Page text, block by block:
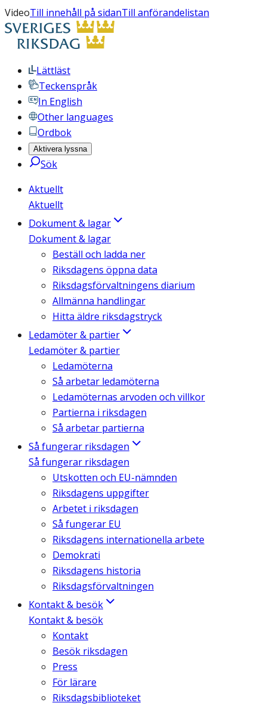
VideoTill innehåll på sidanTill anförandelistan
Lättläst
Teckenspråk
In English
Other languages
Ordbok
Aktivera lyssna
Sök
Aktuellt
Aktuellt
Dokument & lagar
Dokument & lagar
Beställ och ladda ner
Riksdagens öppna data
Riksdagsförvaltningens diarium
Allmänna handlingar
Hitta äldre riksdagstryck
Ledamöter & partier
Ledamöter & partier
Ledamöterna
Så arbetar ledamöterna
Ledamöternas arvoden och villkor
Partierna i riksdagen
Så arbetar partierna
Så fungerar riksdagen
Så fungerar riksdagen
Utskotten och EU-nämnden
Riksdagens uppgifter
Arbetet i riksdagen
Så fungerar EU
Riksdagens internationella arbete
Demokrati
Riksdagens historia
Riksdagsförvaltningen
Kontakt & besök
Kontakt & besök
Kontakt
Besök riksdagen
Press
För lärare
Riksdagsbiblioteket